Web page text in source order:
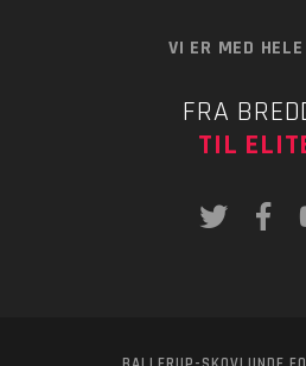
VI ER MED
FRA
TIL